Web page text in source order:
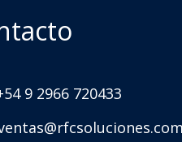
9 2966 720433